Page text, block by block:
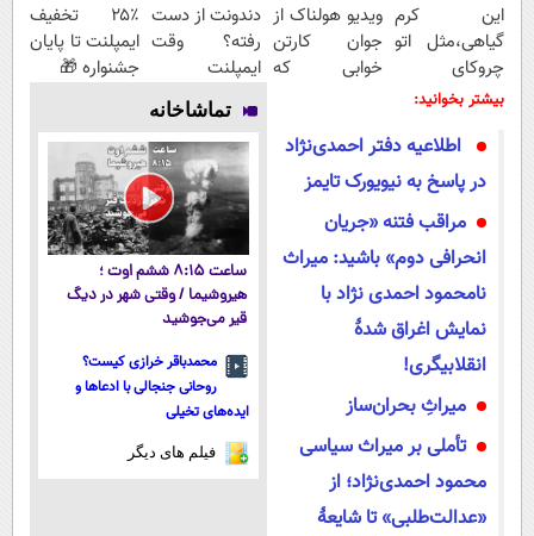
این کرم
گیاهی،مثل اتو
چروکای
پوستتوصاف
ویدیو هولناک از
جوان کارتن
خوابی که
دندونت از دست
رفته؟ وقت
ایمپلنت
دیجیتاله
۲۵٪ تخفیف
ایمپلنت تا پایان
جشنواره 🎁
بیشتر بخوانید:
اطلاعیه دفتر احمدی‌نژاد
در پاسخ به نیویورک تایمز
مراقب فتنه «جریان
انحرافی دوم» باشید: میراث
نامحمود احمدی نژاد با
نمایش اغراق شدۀ
انقلابیگری!
میراثِ بحران‌ساز
تأملی بر میراث سیاسی
محمود احمدی‌نژاد؛ از
«عدالت‌طلبی» تا شایعۀ
تماشاخانه
ساعت ۸:۱۵ ششم اوت ؛
هیروشیما / وقتی شهر در دیگ
قیر می‌جوشید
محمدباقر خرازی کیست؟
روحانی جنجالی با ادعاها و
ایده‌های تخیلی
فیلم های دیگر